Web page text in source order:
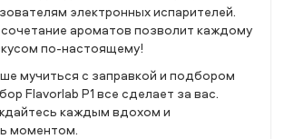
электронных испарителей.
ароматов позволит каждому
по-настоящему!
мучиться с заправкой и подбором
Flavorlab P1 все сделает за вас.
каждым вдохом и
моментом.